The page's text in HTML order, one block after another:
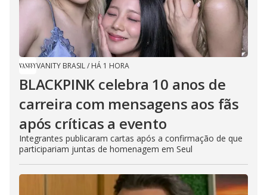
VANITY BRASIL/ HÁ 1 HORA
BLACKPINK celebra 10 anos de
carreira com mensagens aos fãs
após críticas a evento
Integrantes publicaram cartas após a confirmação de que
participariam juntas de homenagem em Seul